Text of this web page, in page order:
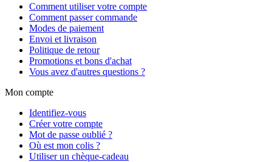
Comment utiliser votre compte
Comment passer commande
Modes de paiement
Envoi et livraison
Politique de retour
Promotions et bons d'achat
Vous avez d'autres questions ?
Mon compte
Identifiez-vous
Créer votre compte
Mot de passe oublié ?
Où est mon colis ?
Utiliser un chèque-cadeau